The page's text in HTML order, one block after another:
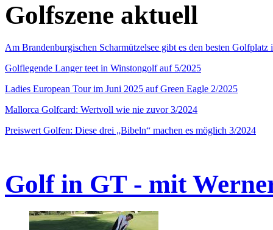
Golfszene aktuell
Am Brandenburgischen Scharmützelsee gibt es den besten
Golflegende Langer teet in Winstongolf auf 5/2025
Ladies European Tour im Juni 2025 auf Green Eagle 2/2025
Mallorca Golfcard: Wertvoll wie nie zuvor 3/2024
Preiswert Golfen: Diese drei „Bibeln“ machen es möglich 3/2024
Golf in GT - mit